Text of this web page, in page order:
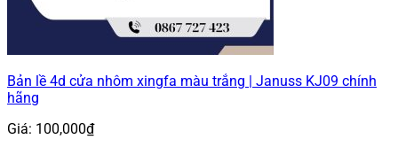
Bản lề 4d cửa nhôm xingfa màu trắng | Januss KJ09 chính
hãng
Giá: 100,000₫